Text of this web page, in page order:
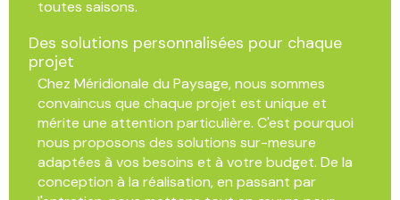
toutes saisons.
Des solutions personnalisées pour chaque
projet
Chez Méridionale du Paysage, nous sommes
convaincus que chaque projet est unique et
mérite une attention particulière. C'est pourquoi
nous proposons des solutions sur-mesure
adaptées à vos besoins et à votre budget. De la
conception à la réalisation, en passant par